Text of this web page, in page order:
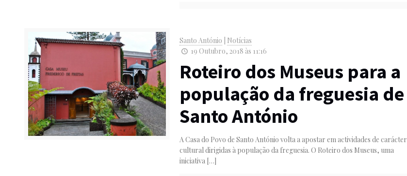
Santo António
Notícias
19 Outubro, 2018 às 11:16
Roteiro dos Museus para a
população da freguesia de
Santo António
A Casa do Povo de Santo António volta a apostar em actividades de carácter
cultural dirigidas à população da freguesia. O Roteiro dos Museus, uma
iniciativa […]